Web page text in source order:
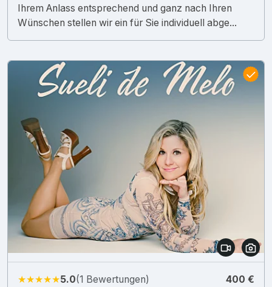
Ihrem Anlass entsprechend und ganz nach Ihren
Wünschen stellen wir ein für Sie individuell abge...
★★★★★5.0(1 Bewertungen) 400 €